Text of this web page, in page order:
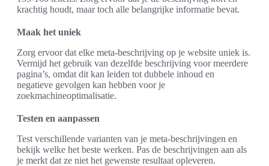
krachtig houdt, maar toch alle belangrijke informatie bevat.
Maak het uniek
Zorg ervoor dat elke meta-beschrijving op je website uniek is.
Vermijd het gebruik van dezelfde beschrijving voor meerdere
pagina’s, omdat dit kan leiden tot dubbele inhoud en
negatieve gevolgen kan hebben voor je
zoekmachineoptimalisatie.
Testen en aanpassen
Test verschillende varianten van je meta-beschrijvingen en
bekijk welke het beste werken. Pas de beschrijvingen aan als
je merkt dat ze niet het gewenste resultaat opleveren.